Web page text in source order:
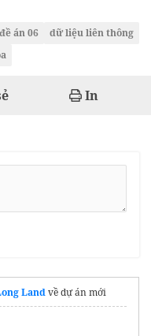
đề án 06
dữ liệu liên thông
In
Landvề dự án mới